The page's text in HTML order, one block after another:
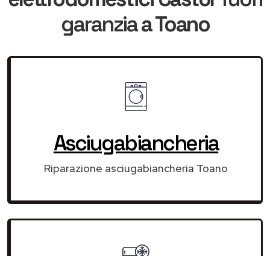
garanziaa Toano
Asciugabiancheria
Riparazione asciugabiancheria Toano